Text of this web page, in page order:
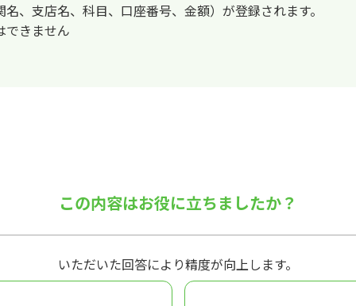
、支店名、科目、口座番号、金額）が登録されます。
きません
この内容はお役に立ちましたか？
いただいた回答により精度が向上します。